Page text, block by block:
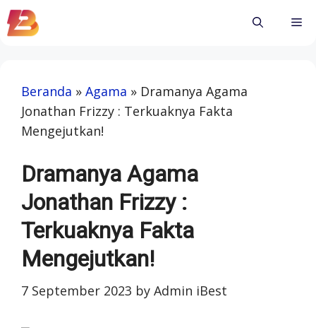
Skip
to
Beranda » Agama » Dramanya Agama
Jonathan Frizzy : Terkuaknya Fakta
Mengejutkan!
Dramanya Agama
Jonathan Frizzy :
Terkuaknya Fakta
Mengejutkan!
7 September 2023 by Admin iBest